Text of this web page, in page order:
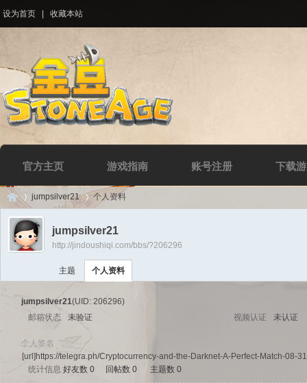
设为首页 收藏本站
官方主页 游戏指南 账号注册 下载
Di ›
jumpsilver21 个人资料
jumpsilver21
http://jindoushiqi.com/bbs/?206296
主题 个人资料
jumpsilver21(UID: 206296)
邮箱状态
未验证 视频认证 未认证
个人签名
[url]https://telegra.ph/Cryptocurrency-and-the-Darknet-A-Perfect-Match-08-
统计信息 好友数 0 回帖数 0 主题数 0